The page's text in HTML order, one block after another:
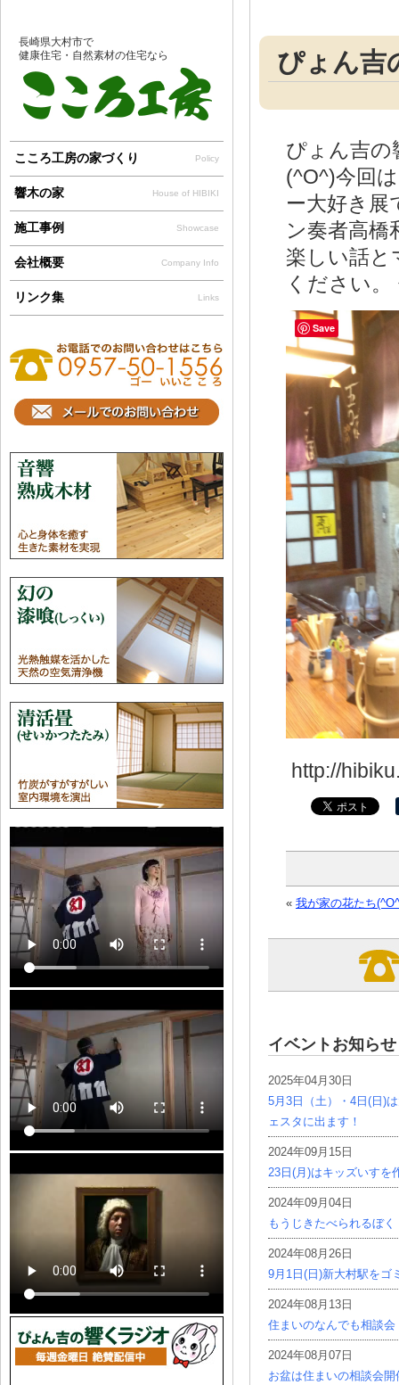
ぴょん吉
ぴょん吉の
(^O^)今回
ー大好き
ン奏者高橋
楽しい話と
ください
http://
« 我が家の花たち
イベントお知らせ
2025年04月30日
5月3日（土）・4日(日)
ェスタに出ます！
2024年09月15日
23日(月)はキッズいすを
2024年09月04日
もうじきたべられるぼく
2024年08月26日
9月1日(日)新大村駅をゴ
2024年08月13日
住まいのなんでも相談会
2024年08月07日
お盆は住まいの相談会開
長崎県大村市で
健康住宅・自然素材の住宅なら
こころ工房の家づくり Policy
響木の家 House of HIBIKI
施工事例 Showcase
会社概要 Company Info
リンク集 Links
Save